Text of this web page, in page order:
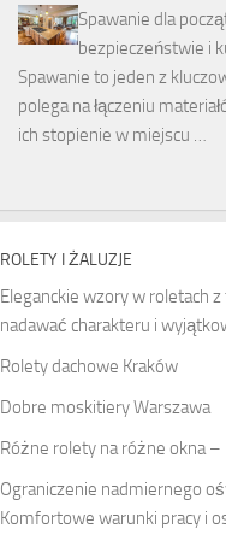
Spawanie dla
bezpieczeństwie i
Spawanie to jeden z
polega na łączeniu
ich stopienie w miejscu …
ROLETY I ŻALUZJE
Eleganckie wzory w roletach
nadawać charakteru i
Rolety dachowe Kraków
Dobre moskitiery Warszawa
Różne rolety na różne okna
Ograniczenie nadmiernego
Komfortowe warunki pracy i